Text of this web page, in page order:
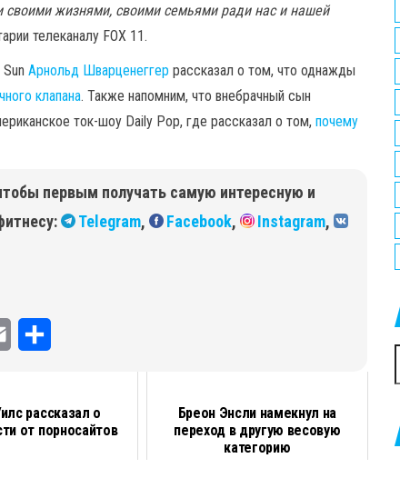
жизнями, своими семьями ради нас и нашей
телеканалу FOX 11.
Арнольд Шварценеггер рассказал о том, что однажды
клапана. Также напомним, что внебрачный сын
ток-шоу Daily Pop, где рассказал о том, почему
первым получать самую интересную и
Telegram, Facebook, Instagram,
i
р
рассказал о
от порносайтов
Бреон Энсли намекнул на
переход в другую весовую
категорию